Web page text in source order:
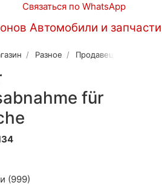
Связаться по WhatsApp
Разное Продавец 2
für
(999)